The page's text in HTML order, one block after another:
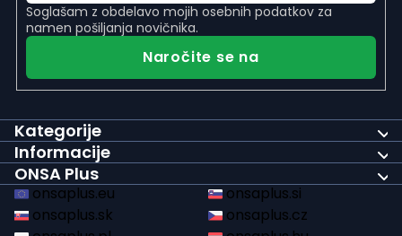
Soglašam z obdelavo mojih osebnih podatkov za
namen pošiljanja novičnika.
Naročite se na
Kategorije
Informacije
ONSA Plus
onsaplus.eu
onsaplus.si
onsaplus.sk
onsaplus.cz